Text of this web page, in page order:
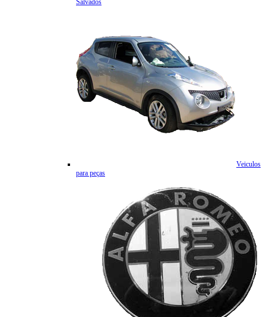
Salvados
Veiculos
para peças